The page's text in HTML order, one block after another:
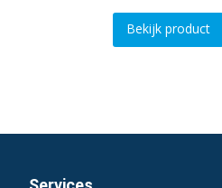
Bekijk product